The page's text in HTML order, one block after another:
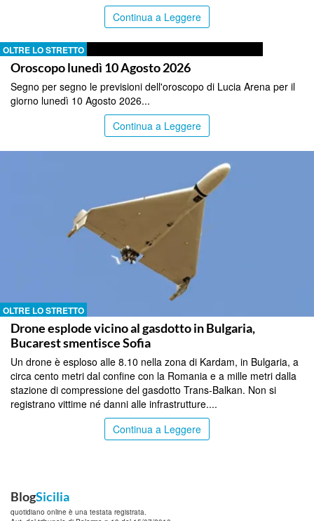
Continua a Leggere
OLTRE LO STRETTO
Oroscopo lunedì 10 Agosto 2026
Segno per segno le previsioni dell'oroscopo di Lucia Arena per il
giorno lunedì 10 Agosto 2026...
Continua a Leggere
OLTRE LO STRETTO
Drone esplode vicino al gasdotto in Bulgaria,
Bucarest smentisce Sofia
Un drone è esploso alle 8.10 nella zona di Kardam, in Bulgaria, a
circa cento metri dal confine con la Romania e a mille metri dalla
stazione di compressione del gasdotto Trans-Balkan. Non si
registrano vittime né danni alle infrastrutture....
Continua a Leggere
BlogSicilia
quotidiano online è una testata registrata.